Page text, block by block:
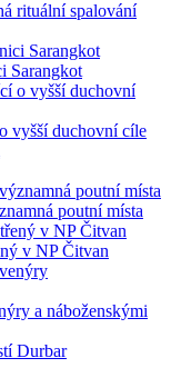
rituální spalování
Sarangkot
vyšší duchovní cíle
poutní místa
v NP Čitvan
a náboženskými